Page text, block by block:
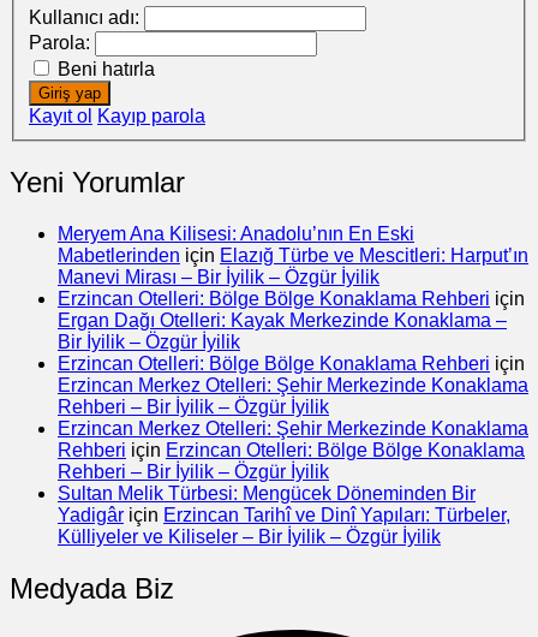
Kullanıcı adı:
Parola:
Beni hatırla
Giriş yap
Kayıt ol Kayıp parola
Yeni Yorumlar
Meryem Ana Kilisesi: Anadolu’nın En Eski
Mabetlerinden için Elazığ Türbe ve Mescitleri: Harput’ın
Manevi Mirası – Bir İyilik – Özgür İyilik
Erzincan Otelleri: Bölge Bölge Konaklama Rehberi için
Ergan Dağı Otelleri: Kayak Merkezinde Konaklama –
Bir İyilik – Özgür İyilik
Erzincan Otelleri: Bölge Bölge Konaklama Rehberi için
Erzincan Merkez Otelleri: Şehir Merkezinde Konaklama
Rehberi – Bir İyilik – Özgür İyilik
Erzincan Merkez Otelleri: Şehir Merkezinde Konaklama
Rehberi için Erzincan Otelleri: Bölge Bölge Konaklama
Rehberi – Bir İyilik – Özgür İyilik
Sultan Melik Türbesi: Mengücek Döneminden Bir
Yadigâr için Erzincan Tarihî ve Dinî Yapıları: Türbeler,
Külliyeler ve Kiliseler – Bir İyilik – Özgür İyilik
Medyada Biz